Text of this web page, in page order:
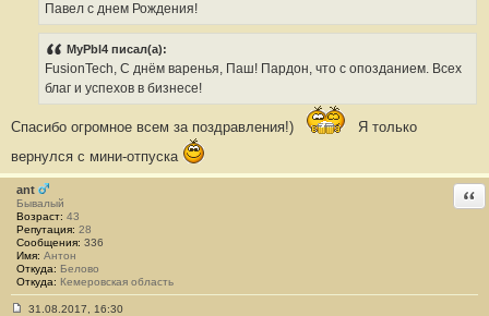
Павел с днем Рождения!
MyPbl4 писал(а):
FusionTech, С днём варенья, Паш! Пардон, что с опозданием. Всех
благ и успехов в бизнесе!
Спасибо огромное всем за поздравления!)
Я только
вернулся с мини-отпуска
ant
Бывалый
Возраст: 43
Репутация: 28
Сообщения: 336
Имя: Антон
Откуда: Белово
Откуда: Кемеровская область
31.08.2017, 16:30